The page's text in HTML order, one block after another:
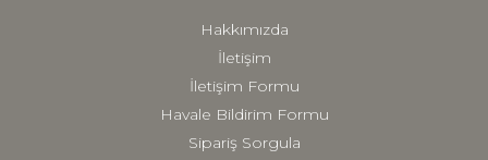
Hakkımızda
İletişim
İletişim Formu
Havale Bildirim Formu
Sipariş Sorgula